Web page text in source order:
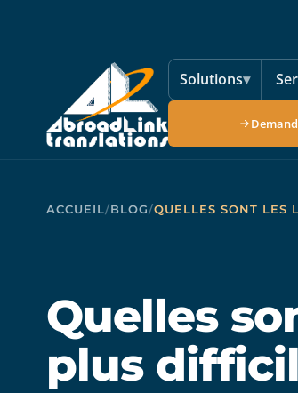
Solutions▾
ACCUEIL/BLOG/QUELLES SONT LES
Quelles
plus